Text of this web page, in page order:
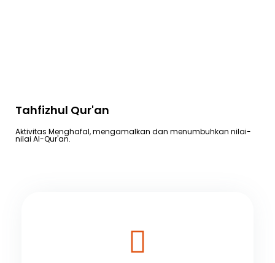
Tahfizhul Qur'an
Aktivitas Menghafal, mengamalkan dan menumbuhkan nilai-
nilai Al-Qur'an.